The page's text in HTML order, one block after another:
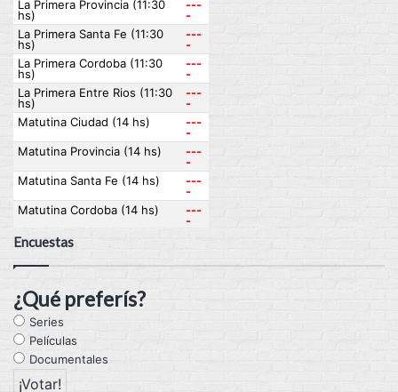
Encuestas
¿Qué preferís?
Series
Películas
Documentales